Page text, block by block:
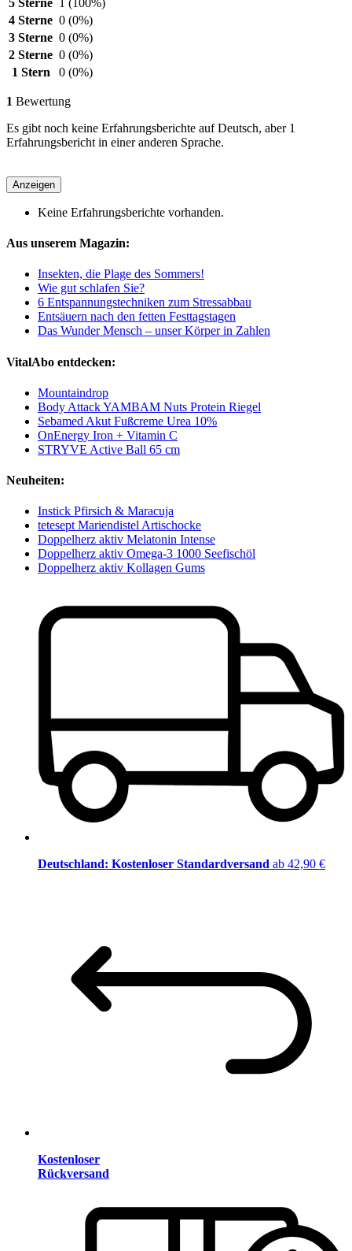
4 Sterne 0 (0%)
3 Sterne 0 (0%)
2 Sterne 0 (0%)
1 Stern
0 (0%)
1 Bewertung
Es gibt noch keine Erfahrungsberichte auf Deutsch, aber 1
Erfahrungsbericht in einer anderen Sprache.
Anzeigen
Keine Erfahrungsberichte vorhanden.
Aus unserem Magazin:
Insekten, die Plage des Sommers!
Wie gut schlafen Sie?
6 Entspannungstechniken zum Stressabbau
Entsäuern nach den fetten Festtagstagen
Das Wunder Mensch – unser Körper in Zahlen
VitalAbo entdecken:
Mountaindrop
Body Attack YAMBAM Nuts Protein Riegel
Sebamed Akut Fußcreme Urea 10%
OnEnergy Iron + Vitamin C
STRYVE Active Ball 65 cm
Neuheiten:
Instick Pfirsich & Maracuja
tetesept Mariendistel Artischocke
Doppelherz aktiv Melatonin Intense
Doppelherz aktiv Omega-3 1000 Seefischöl
Doppelherz aktiv Kollagen Gums
Deutschland: Kostenloser Standardversand ab 42,90 €
Kostenloser
Rückversand